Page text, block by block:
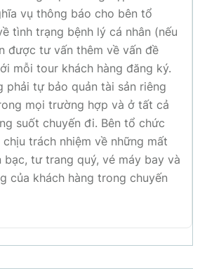
vụ thông báo cho bên tổ
tình trạng bệnh lý cá nhân (nếu
được tư vấn thêm về vấn đề
mỗi tour khách hàng đăng ký.
phải tự bảo quản tài sản riêng
mọi trường hợp và ở tất cả
suốt chuyến đi. Bên tổ chức
trách nhiệm về những mất
bạc, tư trang quý, vé máy bay và
của khách hàng trong chuyến